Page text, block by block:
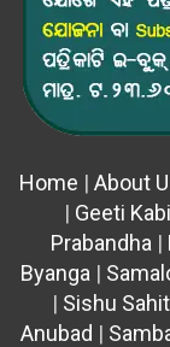
Home | About
| Geeti
Prabandha |
Byanga |
| Sishu
Anubad |